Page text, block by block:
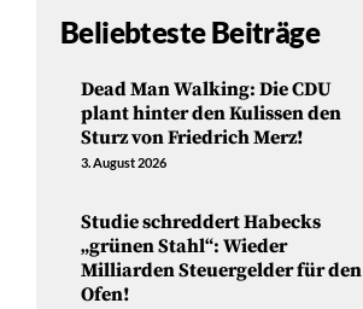
Beliebteste Beiträge
Dead Man Walking: Die CDU
plant hinter den Kulissen den
Sturz von Friedrich Merz!
3. August 2026
Studie schreddert Habecks
„grünen Stahl“: Wieder
Milliarden Steuergelder für den
Ofen!